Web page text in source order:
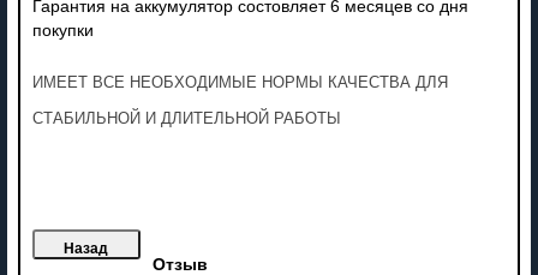
Гарантия на аккумулятор состовляет 6 месяцев со дня
покупки
ИМЕЕТ ВСЕ НЕОБХОДИМЫЕ НОРМЫ КАЧЕСТВА ДЛЯ
СТАБИЛЬНОЙ И ДЛИТЕЛЬНОЙ РАБОТЫ
Отзыв